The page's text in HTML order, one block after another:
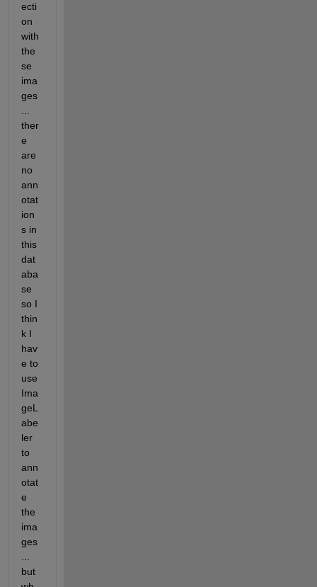
ecti
on
with
the
se
ima
ges
ther
e
are
no
ann
otat
ion
s in
this
dat
aba
se
so I
thin
k I
hav
e to
use
Ima
geL
abe
ler
to
ann
otat
e
the
ima
ges
but